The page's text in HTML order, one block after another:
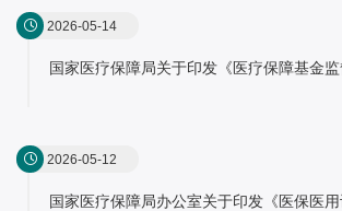
2026-05-14
国家医疗保障局关于印发《医疗保障基金监
2026-05-12
国家医疗保障局办公室关于印发《医保医用